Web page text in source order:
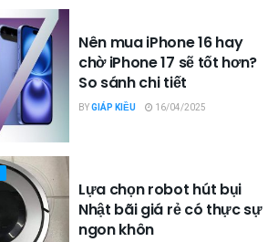
Nên mua iPhone 16 hay
chờ iPhone 17 sẽ tốt hơn?
So sánh chi tiết
BYGIÁP KIỀU 16/04/2025
Lựa chọn robot hút bụi
Nhật bãi giá rẻ có thực sự
ngon khôn